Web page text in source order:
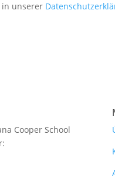
unserer
Cooper School